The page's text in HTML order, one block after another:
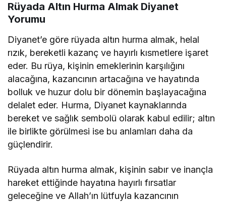
Rüyada Altın Hurma Almak Diyanet
Yorumu
Diyanet’e göre rüyada altın hurma almak, helal
rızık, bereketli kazanç ve hayırlı kısmetlere işaret
eder. Bu rüya, kişinin emeklerinin karşılığını
alacağına, kazancının artacağına ve hayatında
bolluk ve huzur dolu bir dönemin başlayacağına
delalet eder. Hurma, Diyanet kaynaklarında
bereket ve sağlık sembolü olarak kabul edilir; altın
ile birlikte görülmesi ise bu anlamları daha da
güçlendirir.
Rüyada altın hurma almak, kişinin sabır ve inançla
hareket ettiğinde hayatına hayırlı fırsatlar
geleceğine ve Allah’ın lütfuyla kazancının